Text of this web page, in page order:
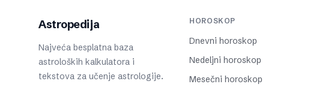
Astropedija
Najveća besplatna baza
astroloških kalkulatora i
tekstova za učenje astrologije.
HOROSKOP
Dnevni horoskop
Nedeljni horoskop
Mesečni horoskop